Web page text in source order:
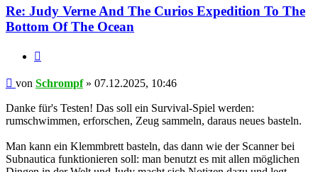
Re: Judy Verne And The Curios Expedition To The
Bottom Of The Ocean
Beitrag
von Schrompf» 07.12.2025, 10:46
Danke für's Testen! Das soll ein Survival-Spiel werden:
rumschwimmen, erforschen, Zeug sammeln, daraus neues basteln.
Man kann ein Klemmbrett basteln, das dann wie der Scanner bei
Subnautica funktionieren soll: man benutzt es mit allen möglichen